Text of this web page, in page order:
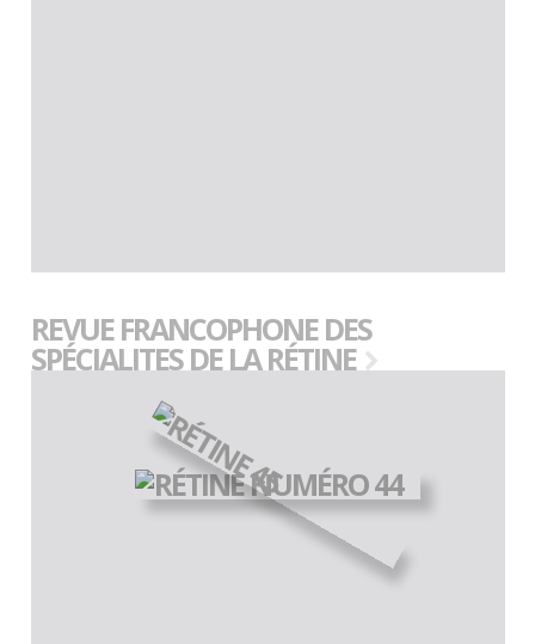
REVUE FRANCOPHONE DES
SPÉCIALITES DE LA RÉTINE